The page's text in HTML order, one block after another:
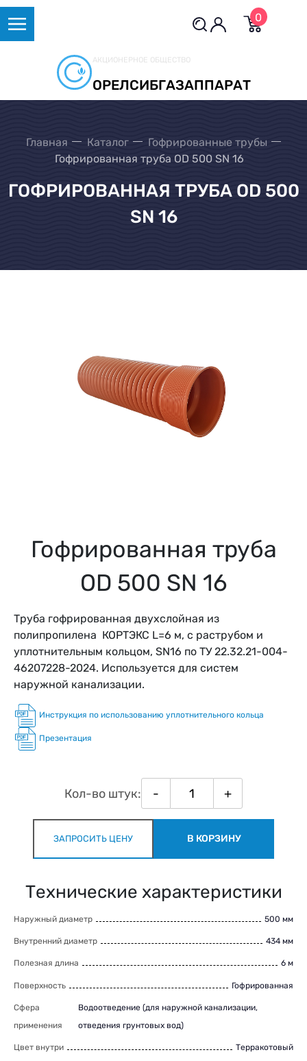
0
АКЦИОНЕРНОЕ ОБЩЕСТВО
ОРЕЛСИБГАЗАППАРАТ
Главная Каталог
Гофрированные трубы
Гофрированная труба OD 500 SN 16
ГОФРИРОВАННАЯ ТРУБА OD 500
SN 16
Гофрированная труба
OD 500 SN 16
Труба гофрированная двухслойная из
полипропилена КОРТЭКС L=6 м, с раструбом и
уплотнительным кольцом, SN16 по ТУ 22.32.21-004-
46207228-2024. Используется для систем
наружной канализации.
Инструкция по использованию уплотнительного кольца
Презентация
Кол-во штук: - +
ЗАПРОСИТЬ ЦЕНУ В КОРЗИНУ
Технические характеристики
Наружный диаметр 500 мм
Внутренний диаметр 434 мм
Полезная длина 6 м
Поверхность Гофрированная
Сфера
применения
Водоотведение (для наружной канализации,
отведения грунтовых вод)
Цвет внутри Терракотовый